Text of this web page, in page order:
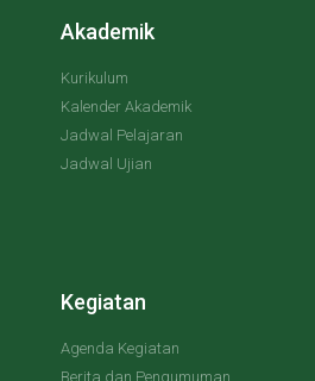
Akademik
Kurikulum
Kalender Akademik
Jadwal Pelajaran
Jadwal Ujian
Kegiatan
Agenda Kegiatan
Berita dan Pengumuman